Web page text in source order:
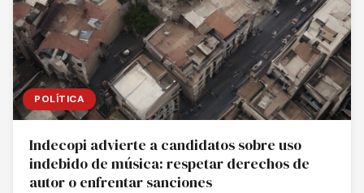
POLÍTICA
Indecopi advierte a candidatos sobre uso
indebido de música: respetar derechos de
autor o enfrentar sanciones